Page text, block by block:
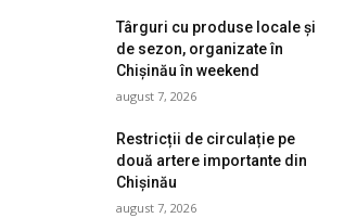
Târguri cu produse locale și
de sezon, organizate în
Chișinău în weekend
august 7, 2026
Restricții de circulație pe
două artere importante din
Chișinău
august 7, 2026